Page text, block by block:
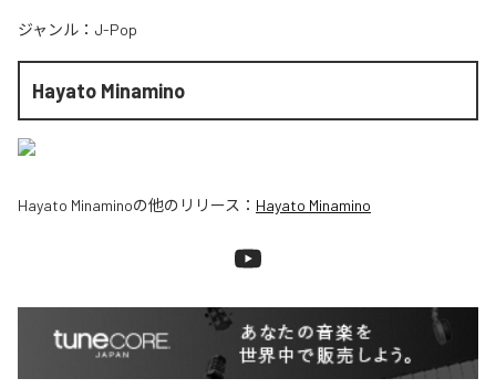
ジャンル： J-Pop
Hayato Minamino
Hayato Minaminoの他のリリース： Hayato Minamino